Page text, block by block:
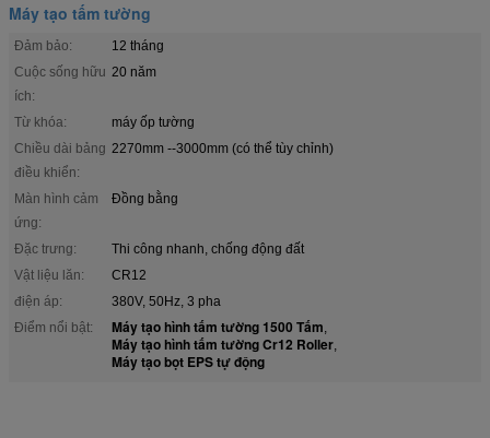
Máy tạo tấm tường
Đảm bảo:
12 tháng
Cuộc sống hữu
ích:
20 năm
Từ khóa:
máy ốp tường
Chiều dài bảng
điều khiển:
2270mm --3000mm (có thể tùy chỉnh)
Màn hình cảm
ứng:
Đồng bằng
Đặc trưng:
Thi công nhanh, chống động đất
Vật liệu lăn:
CR12
điện áp:
380V, 50Hz, 3 pha
Điểm nổi bật:
Máy tạo hình tấm tường 1500 Tấm,
Máy tạo hình tấm tường Cr12 Roller,
Máy tạo bọt EPS tự động